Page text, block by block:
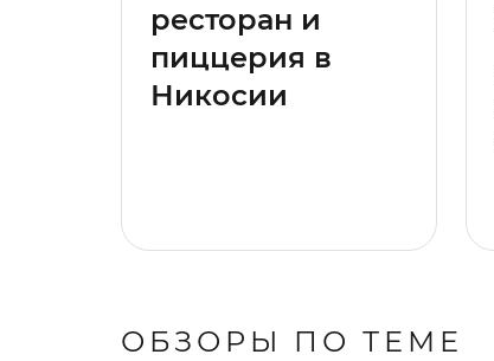
ресторан и
пиццерия в
Никосии
ОБЗОРЫ ПО ТЕМЕ